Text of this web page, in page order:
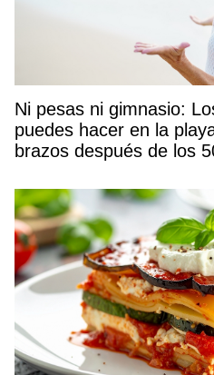
Ni pesas ni gimnasio:
puedes hacer en la
brazos después de los